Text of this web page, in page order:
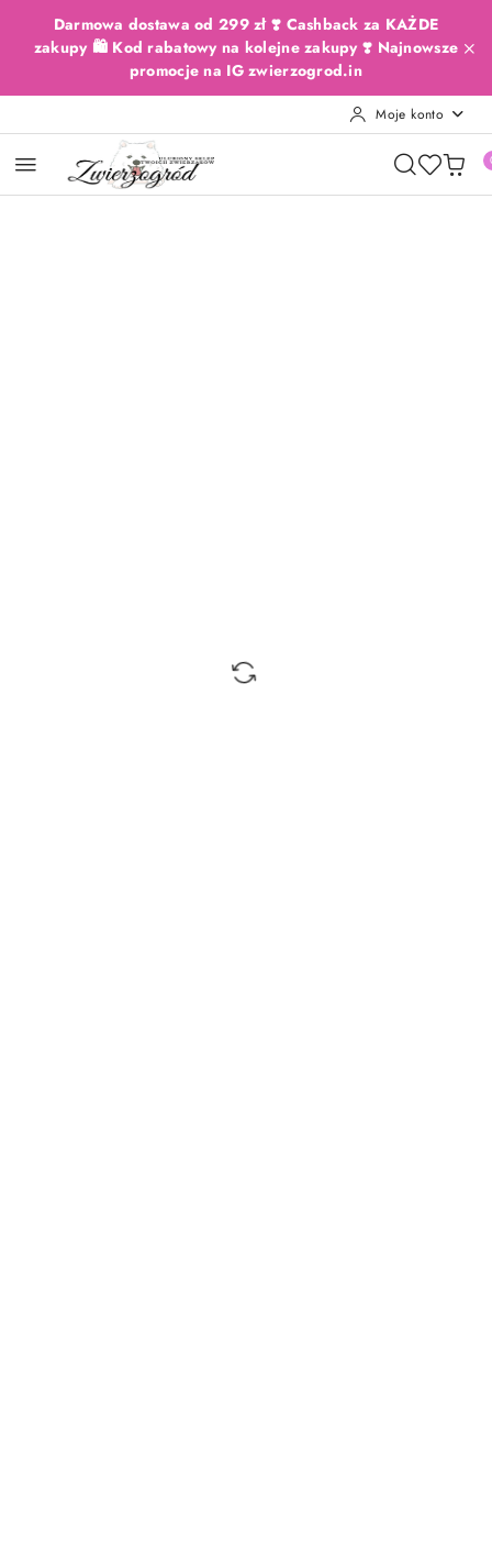
Przejdź do treści głównej
Przejdź do wyszukiwarki
Przejdź do moje konto
Przejdź do menu głównego
Przejdź do opisu produktu
Przejdź do stopki
Darmowa dostawa od 299 zł ❣️ Cashback za KAŻDE
zakupy 🛍️ Kod rabatowy na kolejne zakupy ❣️ Najnowsze
promocje na IG zwierzogrod.in
Moje konto